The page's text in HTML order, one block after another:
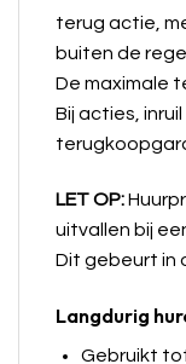
terug actie,
buiten de
De maximale
Bij acties,
LET OP:
uitvallen bij
Dit gebeurt in
Langdurig
Gebruikt